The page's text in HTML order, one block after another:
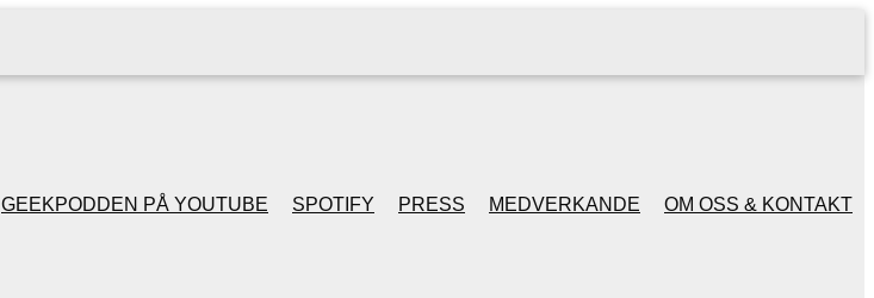
GEEKPODDEN PÅ YOUTUBE SPOTIFY PRESS MEDVERKANDE OM OSS & KONTAKT